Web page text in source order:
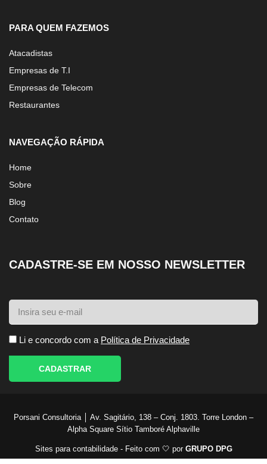
PARA QUEM FAZEMOS
Atacadistas
Empresas de T.I
Empresas de Telecom
Restaurantes
NAVEGAÇÃO RÁPIDA
Home
Sobre
Blog
Contato
CADASTRE-SE EM NOSSO NEWSLETTER
Li e concordo com a Política de Privacidade
CADASTRAR
Porsani Consultoria │ Av. Sagitário, 138 – Conj. 1803. Torre London –
Alpha Square Sítio Tamboré Alphaville
Sites para contabilidade - Feito com 🤍 por GRUPO DPG